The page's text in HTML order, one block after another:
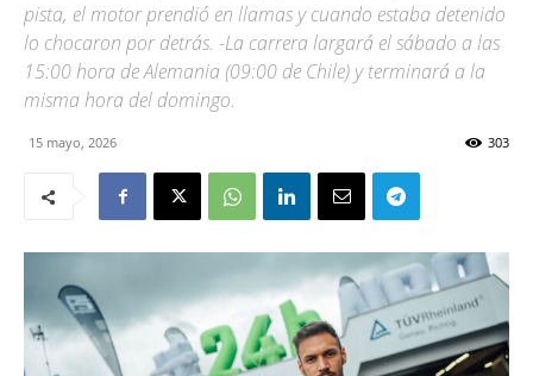
pista, el motor prendió en llamas y cuando estaba detenido
lo chocaron por detrás. -La carrera largará el sábado a las
15:00 hora de Alemania (09:00 de Chile) y terminará a la
misma hora del domingo.
15 mayo, 2026 303